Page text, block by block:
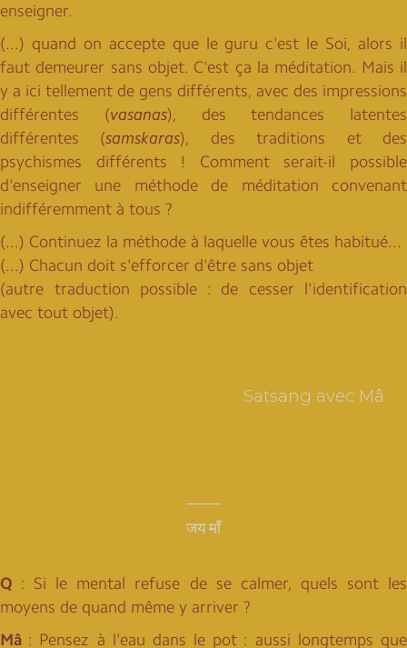
enseigner.
(...) quand on accepte que le guru c'est le Soi, alors il
faut demeurer sans objet. C'est ça la méditation. Mais il
y a ici tellement de gens différents, avec des impressions
différentes (vasanas), des tendances latentes
différentes (samskaras), des traditions et des
psychismes différents ! Comment serait-il possible
d'enseigner une méthode de méditation convenant
indifféremment à tous ?
(...) Continuez la méthode à laquelle vous êtes habitué...
(...) Chacun doit s'efforcer d'être sans objet
(autre traduction possible : de cesser l'identification
avec tout objet).
Satsang avec Mâ
जय माँ
Q : Si le mental refuse de se calmer, quels sont les
moyens de quand même y arriver ?
Mâ : Pensez à l'eau dans le pot : aussi longtemps que